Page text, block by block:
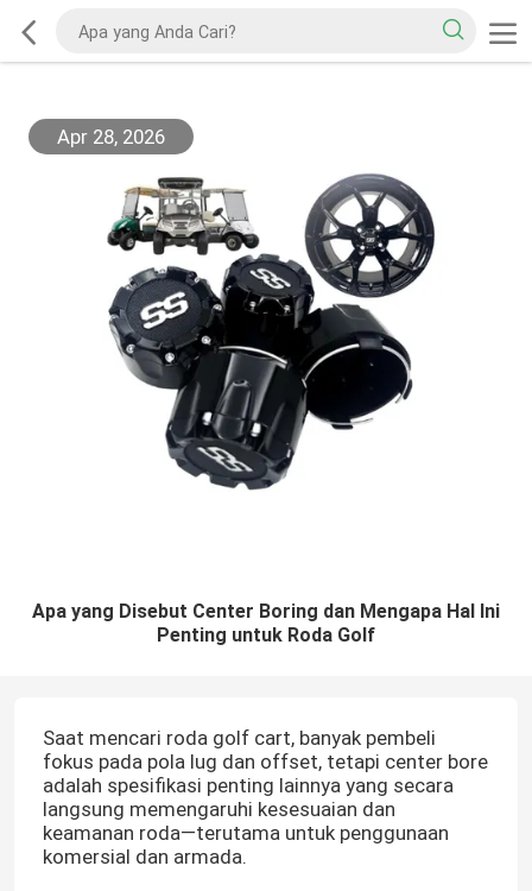
Apr 28, 2026
Apa yang Disebut Center Boring dan Mengapa Hal Ini
Penting untuk Roda Golf
Saat mencari roda golf cart, banyak pembeli
fokus pada pola lug dan offset, tetapi center bore
adalah spesifikasi penting lainnya yang secara
langsung memengaruhi kesesuaian dan
keamanan roda—terutama untuk penggunaan
komersial dan armada.